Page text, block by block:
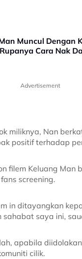
Muncul Dengan
Cara Nak
Advertisement
miliknya, Nan
positif terhadap
filem Keluang
screening.
in ditayangkan
saya ini,
apabila
cilik.